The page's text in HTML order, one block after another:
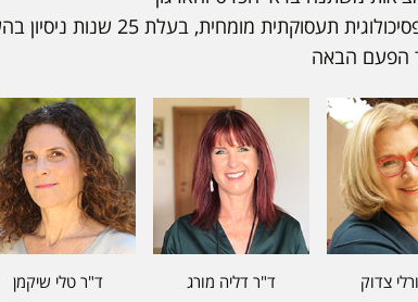
25 שנות ניסיון בהערכת בכירים וניהול קריירה
צדוק ד"ר דליה מורג ד"ר טלי שיקמן